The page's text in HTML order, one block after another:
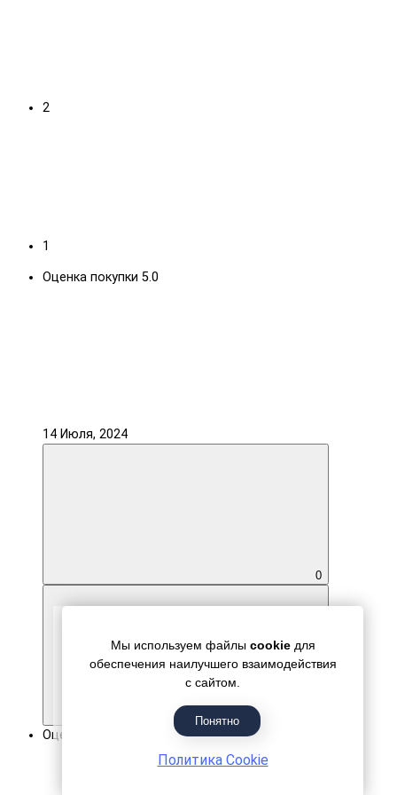
2
1
Оценка покупки 5.0
14 Июля, 2024
0
Оценка покупки 5.0
Мы используем файлы cookie для
обеспечения наилучшего взаимодействия
с сайтом.
Понятно
Политика Cookie